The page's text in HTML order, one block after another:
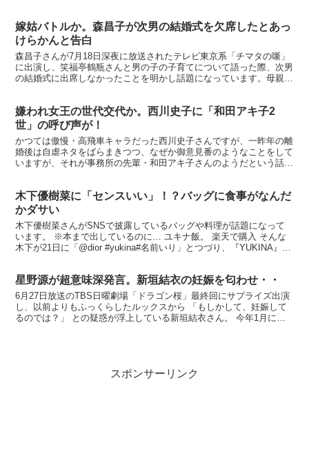
嫁姑バトルか。森昌子が次男の結婚式を欠席したとあっ
けらかんと告白
森昌子さんが7月18日深夜に放送されたテレビ東京系「チマタの噺」
に出演し、笑福亭鶴瓶さんと男の子の子育てについて語った際、次男
の結婚式に出席しなかったことを明かし話題になっています。母親力
嫌われ女王の世代交代か。西川史子に「和田アキ子2
世」の呼び声が！
かつては傲慢・高飛車キャラだった西川史子さんですが、一昨年の離
婚後は自虐ネタをばらまきつつ、なぜか御意見番のようなことをして
いますが、それが事務所の先輩・和田アキ子さんのようだという話
木下優樹菜に「センスいい」！？バッグに食事がなんだ
かダサい
木下優樹菜さんがSNSで披露しているバッグや料理が話題になって
います。 ※本まで出しているのに… ユキナ飯。 楽天で購入 そんな
木下が21日に「@dior #yukina#名前いり」とつづり、『YUKINA』と
星野源が超意味深発言。新垣結衣の妊娠を匂わせ・・
6月27日放送のTBS日曜劇場「ドラゴン桜」最終回にサプライズ出演
し、以前よりもふっくらしたルックスから 「もしかして、妊娠して
るのでは？」 との疑惑が浮上している新垣結衣さん。 今年1月に放
スポンサーリンク